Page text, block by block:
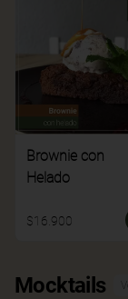
Brownie con
Helado
$16.900
Mocktails